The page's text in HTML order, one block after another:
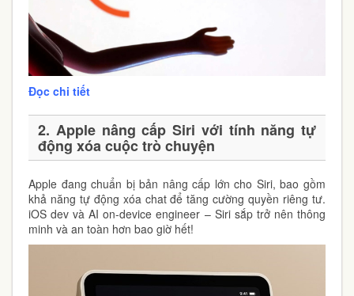
Đọc chi tiết
2. Apple nâng cấp Siri với tính năng tự
động xóa cuộc trò chuyện
Apple đang chuẩn bị bản nâng cấp lớn cho Siri, bao gồm
khả năng tự động xóa chat để tăng cường quyền riêng tư.
iOS dev và AI on-device engineer – Siri sắp trở nên thông
minh và an toàn hơn bao giờ hết!